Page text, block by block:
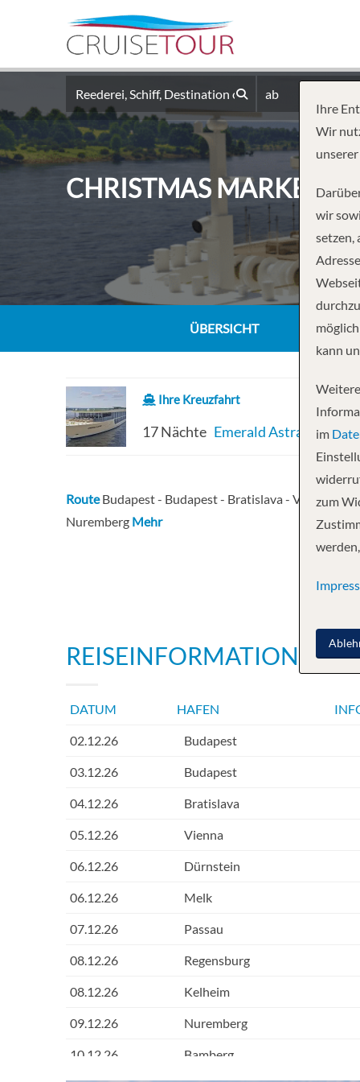
ab
CHRISTMAS MARKETS
ÜBERSICHT
Ihre Kreuzfahrt
17 Nächte Emerald Astra
RouteBudapest - Budapest - Bratislava - Vienna -
Nuremberg Mehr
REISEINFORMATIONEN
DATUM HAFEN
02.12.26 Budapest
03.12.26 Budapest
04.12.26 Bratislava
05.12.26 Vienna
06.12.26 Dürnstein
06.12.26 Melk
07.12.26 Passau
08.12.26 Regensburg
08.12.26 Kelheim
09.12.26 Nuremberg
10.12.26 Bamberg
Ihre
Wir
wir
setzen,
kann
im
zum